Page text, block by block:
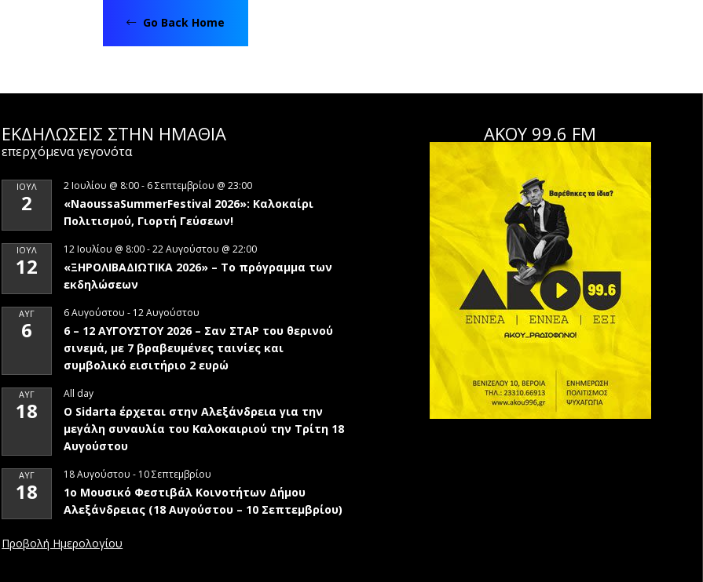
Go Back Home
ΕΚΔΗΛΩΣΕΙΣ ΣΤΗΝ ΗΜΑΘΊΑ
επερχόμενα γεγονότα
ΙΟΎΛ
2
2 Ιουλίου @ 8:00- 6 Σεπτεμβρίου @ 23:00
«NaoussaSummerFestival 2026»: Καλοκαίρι
Πολιτισμού, Γιορτή Γεύσεων!
ΙΟΎΛ
12
12 Ιουλίου @ 8:00-22 Αυγούστου @ 22:00
«ΞΗΡΟΛΙΒΑΔΙΩΤΙΚΑ 2026» – To πρόγραμμα των
εκδηλώσεων
ΑΥΓ
6
6 Αυγούστου - 12 Αυγούστου
6 – 12 ΑΥΓΟΥΣΤΟΥ 2026 – Σαν ΣΤΑΡ του θερινού
σινεμά, με 7 βραβευμένες ταινίες και
συμβολικό εισιτήριο 2 ευρώ
ΑΥΓ
18
All day
Ο Sidarta έρχεται στην Αλεξάνδρεια για την
μεγάλη συναυλία του Καλοκαιριού την Τρίτη 18
Αυγούστου
ΑΥΓ
18
18 Αυγούστου - 10 Σεπτεμβρίου
1ο Μουσικό Φεστιβάλ Κοινοτήτων Δήμου
Αλεξάνδρειας (18 Αυγούστου – 10 Σεπτεμβρίου)
ΑΚΟΥ 99.6 FM